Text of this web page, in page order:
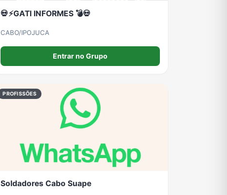
💀⚡GATI INFORMES 💣💀
CABO/IPOJUCA
Entrar no Grupo
PROFISSÕES
Soldadores Cabo Suape